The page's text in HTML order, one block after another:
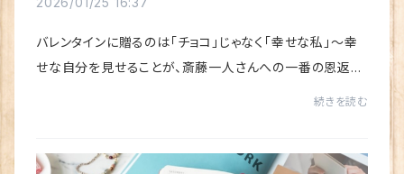
バレンタインに贈るのは「チョコ」じゃなく「幸せな私」〜幸
せな自分を見せることが、斎藤一人さんへの一番の恩返
続きを読む